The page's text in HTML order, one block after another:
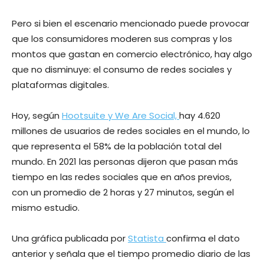
Pero si bien el escenario mencionado puede provocar
que los consumidores moderen sus compras y los
montos que gastan en comercio electrónico, hay algo
que no disminuye: el consumo de redes sociales y
plataformas digitales.
Hoy, según Hootsuite y We Are Social,hay 4.620
millones de usuarios de redes sociales en el mundo, lo
que representa el 58% de la población total del
mundo. En 2021 las personas dijeron que pasan más
tiempo en las redes sociales que en años previos, ​
con un promedio de 2 horas y 27 minutos, según el
mismo estudio.
Una gráfica publicada porStatista confirma el dato
anterior y señala que el tiempo promedio diario de las